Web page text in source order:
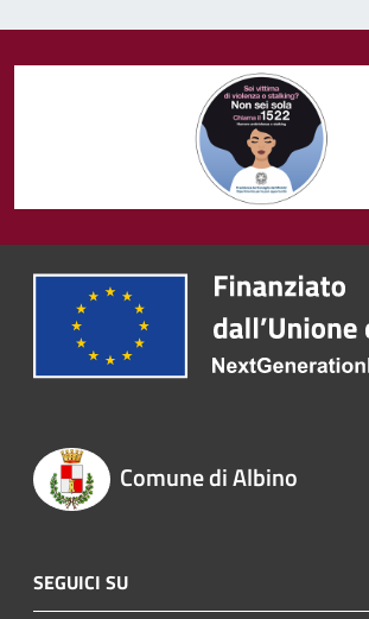
Comune di Albino
SEGUICI SU